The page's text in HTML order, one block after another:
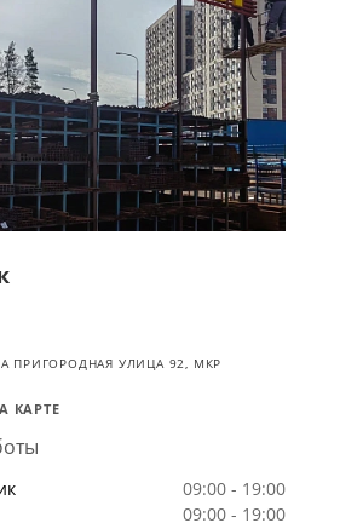
ПРИГОРОДНАЯ УЛИЦА 92, МКР
КАРТЕ
09:00 - 19:00
09:00 - 19:00